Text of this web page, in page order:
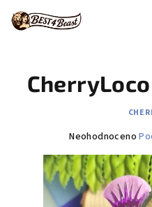
obsah
Průměrné
produktu
je
0,0
Neohodnoceno